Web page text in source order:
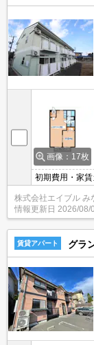
画像：17枚
初期費用・家
保証料2.5%)。
株式会社エイブル み
情報更新日 2026/08/
賃貸アパート グラ